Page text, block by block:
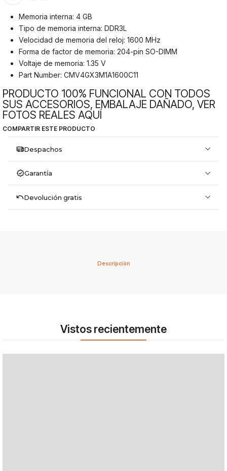
Memoria interna: 4 GB
Tipo de memoria interna: DDR3L
Velocidad de memoria del reloj: 1600 MHz
Forma de factor de memoria: 204-pin SO-DIMM
Voltaje de memoria: 1.35 V
Part Number: CMV4GX3M1A1600C11
PRODUCTO 100% FUNCIONAL CON TODOS
SUS ACCESORIOS, EMBALAJE DAÑADO,VER
FOTOS REALES AQUÍ
COMPARTIR ESTE PRODUCTO
Despachos
Garantía
Devolución gratis
Descripción
Vistos recientemente